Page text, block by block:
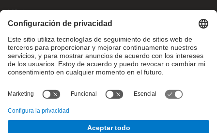
Másteres
Movilidad Internacional
Investigación
Empresa
¿Qué necesitas?